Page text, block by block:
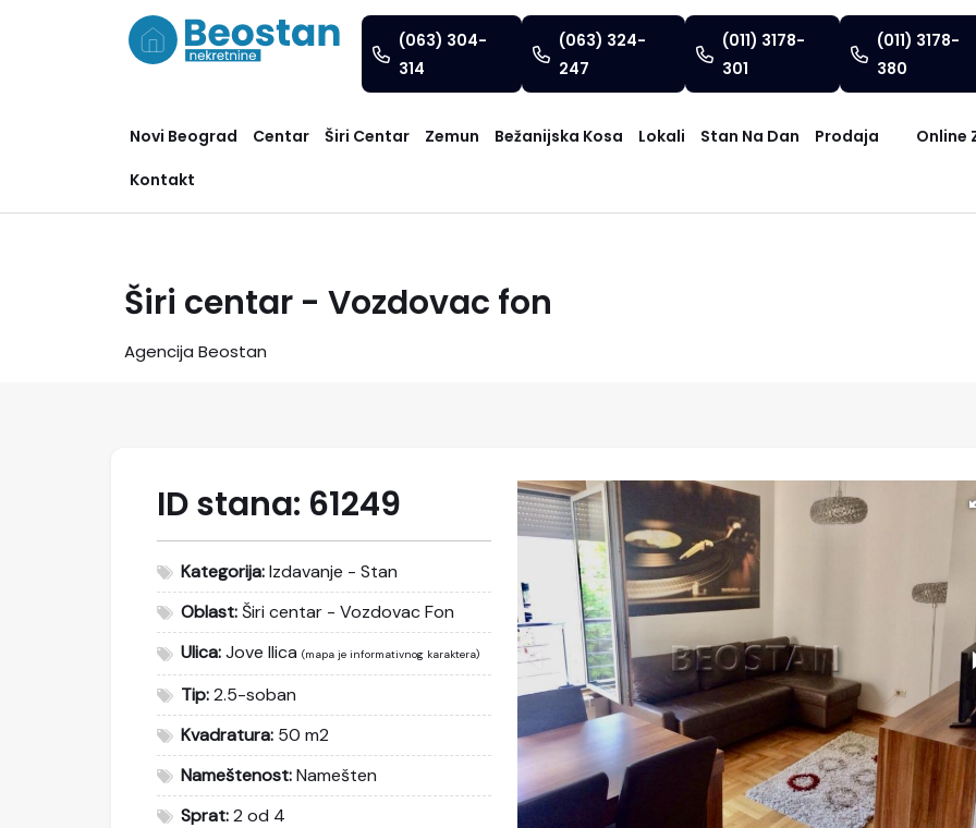
(063) 304-
314
(063) 324-
247
(011) 3178-
301
(011) 3178-
380
Novi Beograd Centar Širi Centar Zemun Bežanijska Kosa Lokali Stan Na Dan Prodaja
Online
Kontakt
Širi centar - Vozdovac fon
Agencija Beostan
ID stana: 61249
Kategorija:Izdavanje - Stan
Oblast:Širi centar - Vozdovac Fon
Ulica:Jove Ilica (mapa je informativnog karaktera)
Tip:2.5-soban
Kvadratura: 50 m2
Nameštenost:Namešten
Sprat:2 od 4